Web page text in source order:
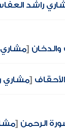
راشد
[
[مشاري
الرحمن [